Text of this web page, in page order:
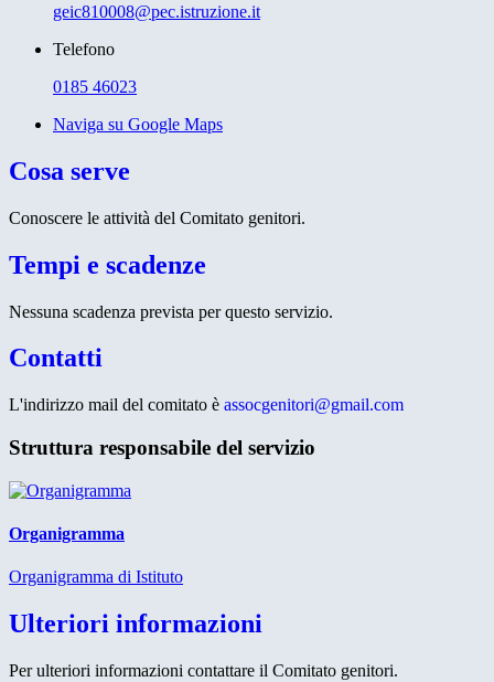
geic810008@pec.istruzione.it
Telefono
0185 46023
Naviga su Google Maps
Cosa serve
Conoscere le attività del Comitato genitori.
Tempi e scadenze
Nessuna scadenza prevista per questo servizio.
Contatti
L'indirizzo mail del comitato è assocgenitori@gmail.com
Struttura responsabile del servizio
Organigramma
Organigramma di Istituto
Ulteriori informazioni
Per ulteriori informazioni contattare il Comitato genitori.